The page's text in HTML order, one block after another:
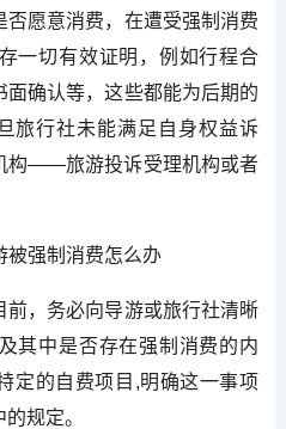
愿意消费，在遭受强制消费
一切有效证明，例如行程合
面确认等，这些都能为后期的
旅行社未能满足自身权益诉
构——旅游投诉受理机构或者
前，务必向导游或旅行社清晰
其中是否存在强制消费的内
定的自费项目,明确这一事项
规定。